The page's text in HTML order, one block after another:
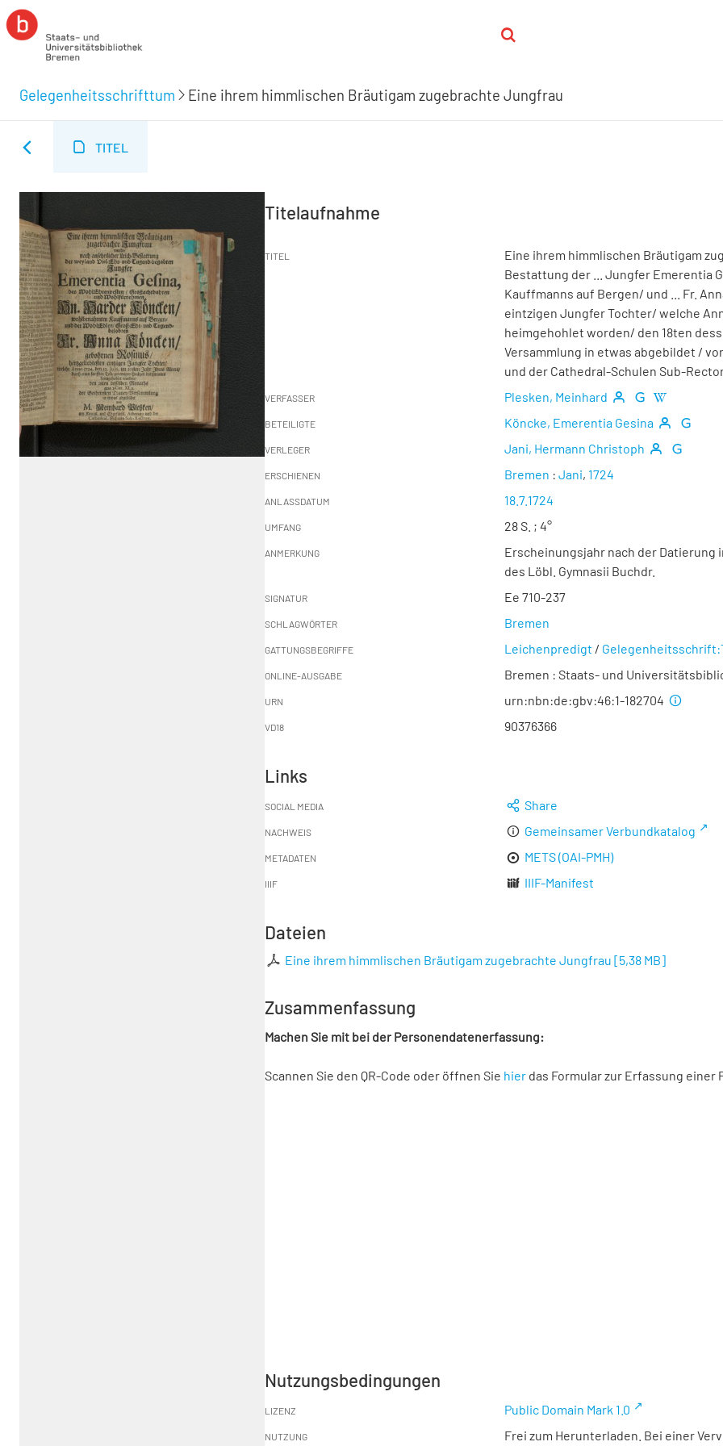
Gelegenheitsschrifttum Eine ihrem himmlischen Bräutigam zugebrachte Jungfrau
TITEL
Titelaufnahme
TITEL Eine ihrem himmlischen Bräutigam
Bestattung der ... Jungfer Emerentia
Kauffmanns auf Bergen/ und ... Fr.
eintzigen Jungfer Tochter/ welche
heimgehohlet worden/ den 18ten
Versammlung in etwas abgebildet /
und der Cathedral-Schulen Sub-
VERFASSER Plesken, Meinhard
BETEILIGTE Köncke, Emerentia Gesina
VERLEGER Jani, Hermann Christoph
ERSCHIENEN Bremen : Jani, 1724
ANLASSDATUM 18.7.1724
UMFANG 28 S. ; 4°
ANMERKUNG
Erscheinungsjahr nach der Datierung
des Löbl. Gymnasii Buchdr.
SIGNATUR Ee 710-237
SCHLAGWÖRTER Bremen
GATTUNGSBEGRIFFE Leichenpredigt /
ONLINE-AUSGABE Bremen : Staats- und
URN urn:nbn:de:gbv:46:1-182704
VD18 90376366
Links
SOCIAL MEDIA Share
NACHWEIS Gemeinsamer Verbundkatalog
METADATEN METS (OAI-PMH)
IIIF IIIF-Manifest
Dateien
Eine ihrem himmlischen Bräutigam zugebrachte Jungfrau [5,38 MB]
Zusammenfassung
Machen Sie mit bei der Personendatenerfassung:
Scannen Sie den QR-Code oder öffnen Sie hier das Formular zur Erfassung einer
Nutzungsbedingungen
LIZENZ Public Domain Mark 1.0
NUTZUNG
Frei zum Herunterladen. Bei einer